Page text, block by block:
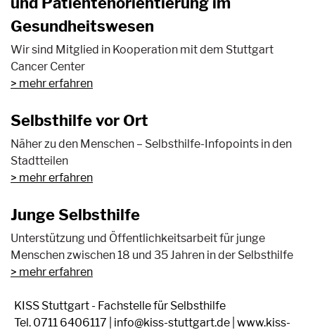
Gesundheitswesen
Wir sind Mitglied in Kooperation mit dem Stuttgart
Cancer Center
mehr erfahren
Selbsthilfe vor Ort
Näher zu den Menschen – Selbsthilfe-Infopoints in den
Stadtteilen
mehr erfahren
Junge Selbsthilfe
Unterstützung und Öffentlichkeitsarbeit für junge
Menschen zwischen 18 und 35 Jahren in der Selbsthilfe
mehr erfahren
KISS Stuttgart - Fachstelle für Selbsthilfe
Tel. 0711 6406117 | info@kiss-stuttgart.de | www.kiss-